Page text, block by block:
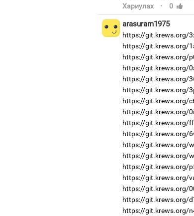
Хариулах · 0
arasuram1975
https://git.krews.org/
https://git.krews.org/
https://git.krews.org/
https://git.krews.org/
https://git.krews.org/
https://git.krews.org/
https://git.krews.org/
https://git.krews.org/
https://git.krews.org/
https://git.krews.org/
https://git.krews.org/
https://git.krews.org/
https://git.krews.org/
https://git.krews.org/
https://git.krews.org/
https://git.krews.org/
https://git.krews.org/